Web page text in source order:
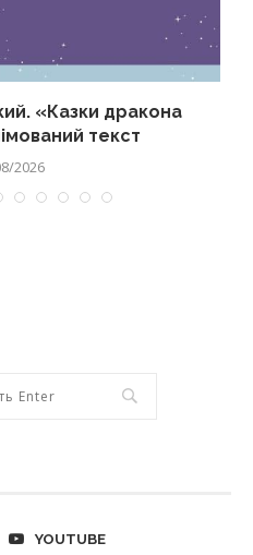
«Казки дракона
текст
2026
YOUTUBE